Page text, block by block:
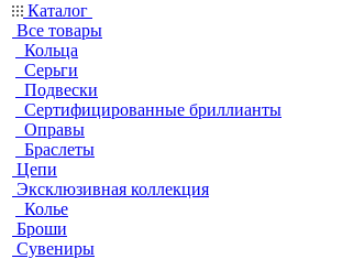
Каталог
Все товары
Кольца
Серьги
Подвески
Сертифицированные бриллианты
Оправы
Браслеты
Цепи
Эксклюзивная коллекция
Колье
Броши
Сувениры